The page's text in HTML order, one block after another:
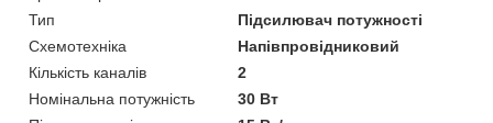
Тип
Підсилювач потужності
Схемотехніка
Напівпровідниковий
Кількість каналів
2
Номінальна потужність
30 Вт